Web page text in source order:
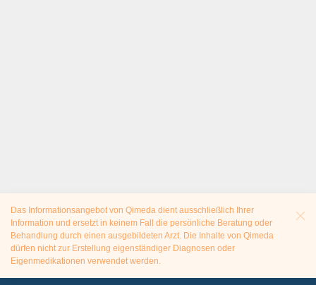
Das Informationsangebot von Qimeda dient ausschließlich Ihrer
Information und ersetzt in keinem Fall die persönliche Beratung oder
Behandlung durch einen ausgebildeten Arzt. Die Inhalte von Qimeda
dürfen nicht zur Erstellung eigenständiger Diagnosen oder
Eigenmedikationen verwendet werden.